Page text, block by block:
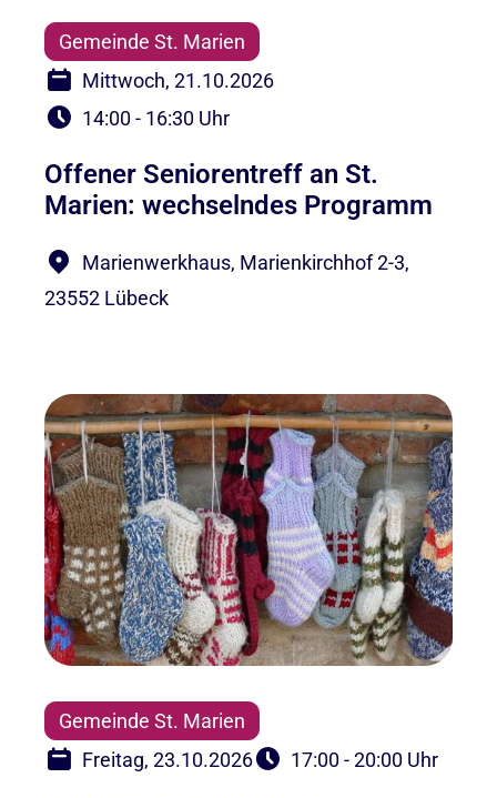
Gemeinde St. Marien
Mittwoch, 21.10.2026
14:00 - 16:30 Uhr
Offener Seniorentreff an St.
Marien: wechselndes Programm
Marienwerkhaus, Marienkirchhof 2-3,
23552 Lübeck
Gemeinde St. Marien
Freitag, 23.10.2026
17:00 - 20:00 Uhr